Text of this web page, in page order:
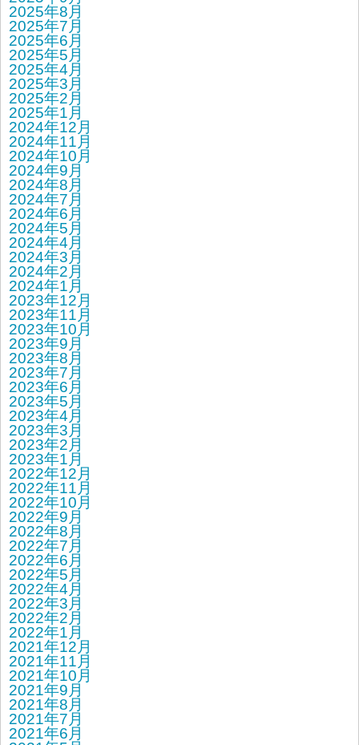
2025年8月
2025年7月
2025年6月
2025年5月
2025年4月
2025年3月
2025年2月
2025年1月
2024年12月
2024年11月
2024年10月
2024年9月
2024年8月
2024年7月
2024年6月
2024年5月
2024年4月
2024年3月
2024年2月
2024年1月
2023年12月
2023年11月
2023年10月
2023年9月
2023年8月
2023年7月
2023年6月
2023年5月
2023年4月
2023年3月
2023年2月
2023年1月
2022年12月
2022年11月
2022年10月
2022年9月
2022年8月
2022年7月
2022年6月
2022年5月
2022年4月
2022年3月
2022年2月
2022年1月
2021年12月
2021年11月
2021年10月
2021年9月
2021年8月
2021年7月
2021年6月